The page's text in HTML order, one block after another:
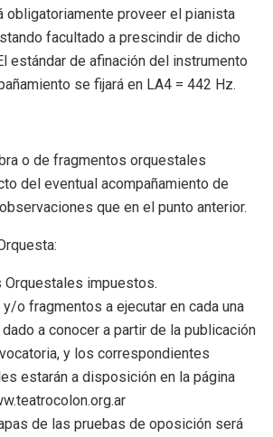
obligatoriamente proveer el pianista
facultado a prescindir de dicho
estándar de afinación del instrumento
se fijará en LA4 = 442 Hz.
o de fragmentos orquestales
del eventual acompañamiento de
que en el punto anterior.
Orquestales impuestos.
o fragmentos a ejecutar en cada una
a conocer a partir de la publicación
y los correspondientes
estarán a disposición en la página
de las pruebas de oposición será